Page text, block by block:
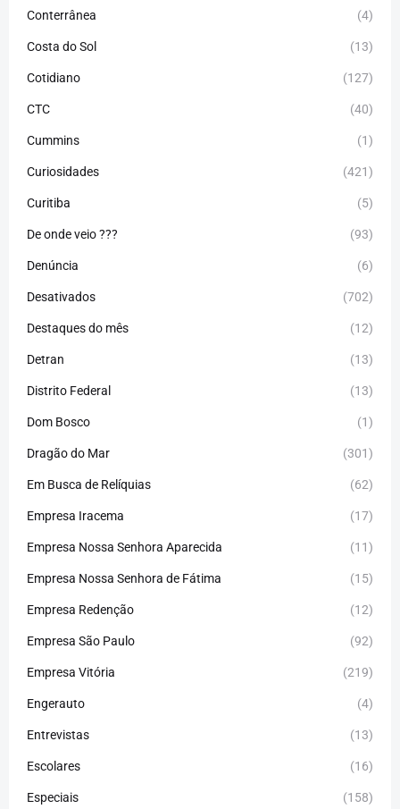
Conterrânea (4)
Costa do Sol (13)
Cotidiano (127)
CTC (40)
Cummins (1)
Curiosidades (421)
Curitiba (5)
De onde veio ??? (93)
Denúncia (6)
Desativados (702)
Destaques do mês (12)
Detran (13)
Distrito Federal (13)
Dom Bosco (1)
Dragão do Mar (301)
Em Busca de Relíquias (62)
Empresa Iracema (17)
Empresa Nossa Senhora Aparecida (11)
Empresa Nossa Senhora de Fátima (15)
Empresa Redenção (12)
Empresa São Paulo (92)
Empresa Vitória (219)
Engerauto (4)
Entrevistas (13)
Escolares (16)
Especiais (158)